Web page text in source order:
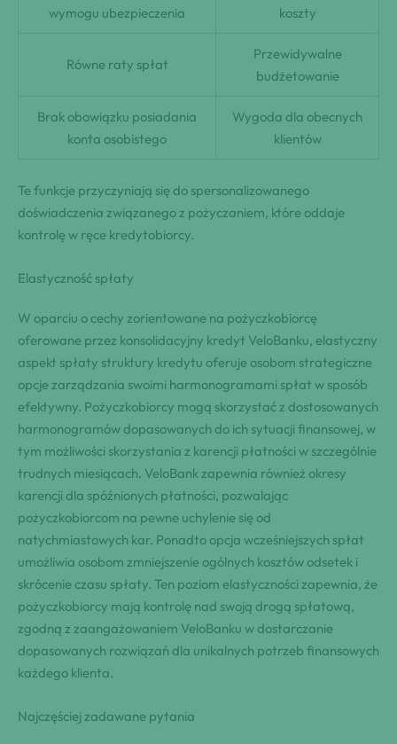
wymogu ubezpieczenia
koszty
Równe raty spłat
Przewidywalne
budżetowanie
Brak obowiązku posiadania
konta osobistego
Wygoda dla obecnych
klientów
Te funkcje przyczyniają się do spersonalizowanego
doświadczenia związanego z pożyczaniem, które oddaje
kontrolę w ręce kredytobiorcy.
Elastyczność spłaty
W oparciu o cechy zorientowane na pożyczkobiorcę
oferowane przez konsolidacyjny kredyt VeloBanku, elastyczny
aspekt spłaty struktury kredytu oferuje osobom strategiczne
opcje zarządzania swoimi harmonogramami spłat w sposób
efektywny. Pożyczkobiorcy mogą skorzystać z dostosowanych
harmonogramów dopasowanych do ich sytuacji finansowej, w
tym możliwości skorzystania z karencji płatności w szczególnie
trudnych miesiącach. VeloBank zapewnia również okresy
karencji dla spóźnionych płatności, pozwalając
pożyczkobiorcom na pewne uchylenie się od
natychmiastowych kar. Ponadto opcja wcześniejszych spłat
umożliwia osobom zmniejszenie ogólnych kosztów odsetek i
skrócenie czasu spłaty. Ten poziom elastyczności zapewnia, że
pożyczkobiorcy mają kontrolę nad swoją drogą spłatową,
zgodną z zaangażowaniem VeloBanku w dostarczanie
dopasowanych rozwiązań dla unikalnych potrzeb finansowych
każdego klienta.
Najczęściej zadawane pytania